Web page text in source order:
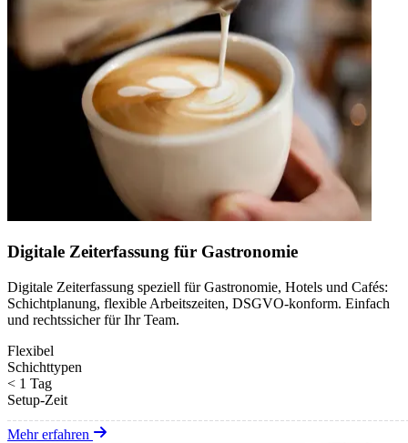
Digitale Zeiterfassung für Gastronomie
Digitale Zeiterfassung speziell für Gastronomie, Hotels und Cafés:
Schichtplanung, flexible Arbeitszeiten, DSGVO-konform. Einfach
und rechtssicher für Ihr Team.
Flexibel
Schichttypen
< 1 Tag
Setup-Zeit
Mehr erfahren